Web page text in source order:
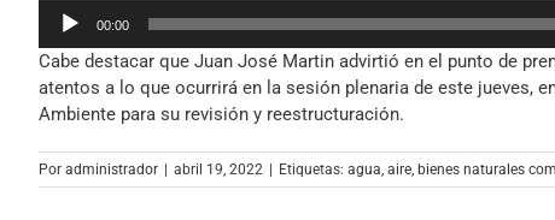
Reproductor
audio
00:00
Cabe destacar que Juan José Martin advirtió en el punto de
atentos a lo que ocurrirá en la sesión plenaria de este jueves,
Ambiente para su revisión y reestructuración.
Por administrador abril 19, 2022 Etiquetas: agua, aire, bienes naturales